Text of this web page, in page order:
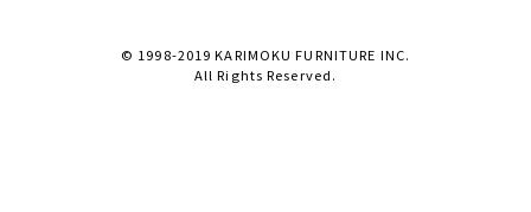
© 1998-2019 KARIMOKU FURNITURE INC.
All Rights Reserved.